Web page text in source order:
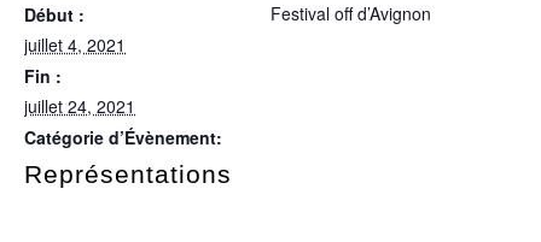
Début :
juillet 4, 2021
Fin :
juillet 24, 2021
Catégorie d’Évènement:
Représentations
Festival off d’Avignon